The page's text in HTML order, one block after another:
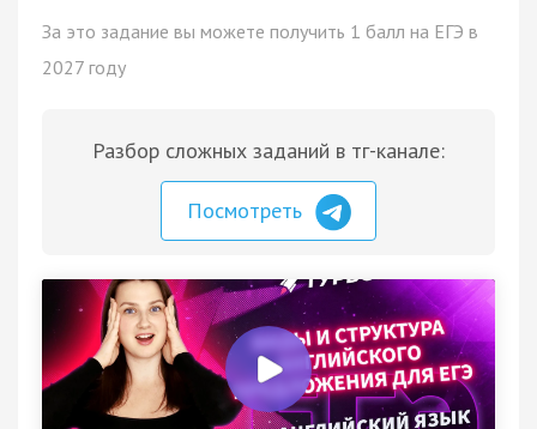
За это задание вы можете получить 1 балл на ЕГЭ в
2027 году
Разбор сложных заданий в тг-канале:
Посмотреть